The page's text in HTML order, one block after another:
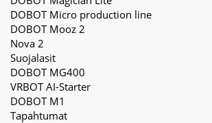
DOBOT Micro production line
DOBOT Mooz 2
Nova 2
Suojalasit
DOBOT MG400
VRBOT AI-Starter
DOBOT M1
Tapahtumat